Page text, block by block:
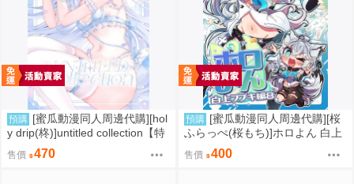
預購 [蜜瓜動漫同人周邊代購][hol
y drip(柊)]untitled collection【特
典付】(同人誌)
售價 470
預購 [蜜瓜動漫同人周邊代購][桜
ふらっぺ(桜もち)]ホロよん 白上
フブキ編8(Hololive)(同人誌)
售價 400